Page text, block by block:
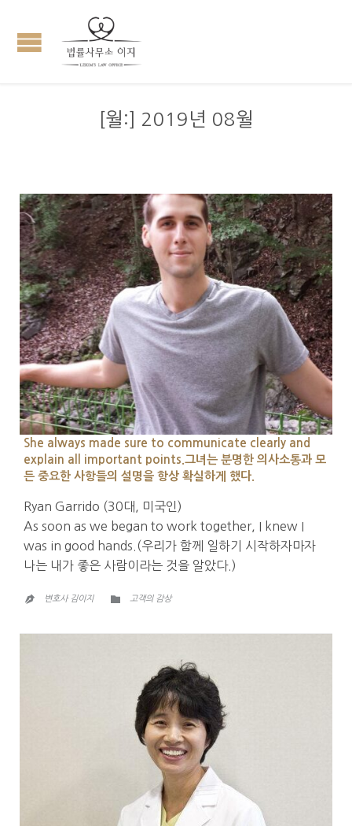
[월:] 2019년 08월
She always made sure to communicate clearly and
explain all important points.그녀는 분명한 의사소통과 모
든 중요한 사항들의 설명을 항상 확실하게 했다.
Ryan Garrido (30대, 미국인)
As soon as we began to work together, I knew I
was in good hands.(우리가 함께 일하기 시작하자마자
나는 내가 좋은 사람이라는 것을 알았다.)
 변호사 김이지  CATEGORY
고객의 감상